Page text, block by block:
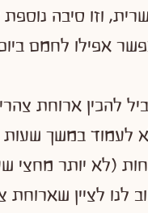
וזו סיבה
אפילו לחמם
להכין ארוחת
לעמוד במשך שעות
(לא יותר מחצי
לנו לציין שארוחת